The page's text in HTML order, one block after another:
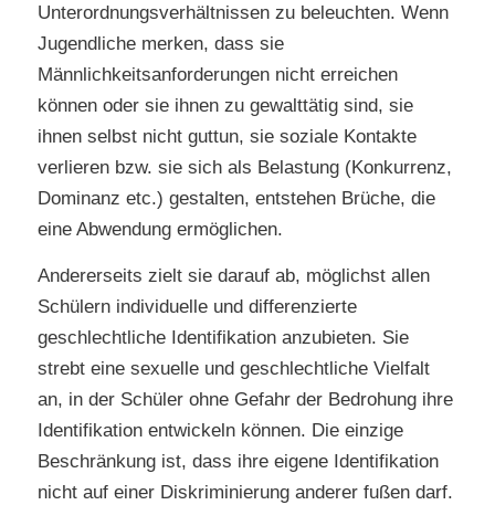
Unterordnungsverhältnissen zu beleuchten. Wenn
Jugendliche merken, dass sie
Männlichkeitsanforderungen nicht erreichen
können oder sie ihnen zu gewalttätig sind, sie
ihnen selbst nicht guttun, sie soziale Kontakte
verlieren bzw. sie sich als Belastung (Konkurrenz,
Dominanz etc.) gestalten, entstehen Brüche, die
eine Abwendung ermöglichen.
Andererseits zielt sie darauf ab, möglichst allen
Schülern individuelle und differenzierte
geschlechtliche Identifikation anzubieten. Sie
strebt eine sexuelle und geschlechtliche Vielfalt
an, in der Schüler ohne Gefahr der Bedrohung ihre
Identifikation entwickeln können. Die einzige
Beschränkung ist, dass ihre eigene Identifikation
nicht auf einer Diskriminierung anderer fußen darf.